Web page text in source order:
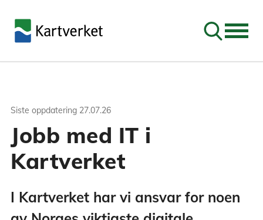
Søk
Siste oppdatering 27.07.26
Jobb med IT i
Kartverket
I Kartverket har vi ansvar for noen